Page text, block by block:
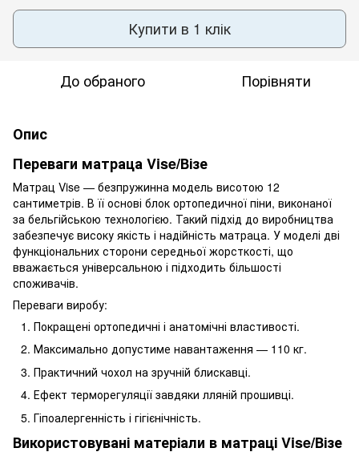
Купити в 1 клік
До обраного Порівняти
Опис
Переваги матраца Vise/Візе
Матрац Vise — безпружинна модель висотою 12
сантиметрів. В її основі блок ортопедичної піни, виконаної
за бельгійською технологією. Такий підхід до виробництва
забезпечує високу якість і надійність матраца. У моделі дві
функціональних сторони середньої жорсткості, що
вважається універсальною і підходить більшості
споживачів.
Переваги виробу:
Покращені ортопедичні і анатомічні властивості.
Максимально допустиме навантаження — 110 кг.
Практичний чохол на зручній блискавці.
Ефект терморегуляції завдяки лляній прошивці.
Гіпоалергенність і гігієнічність.
Використовувані матеріали в матраці Vise/Візе